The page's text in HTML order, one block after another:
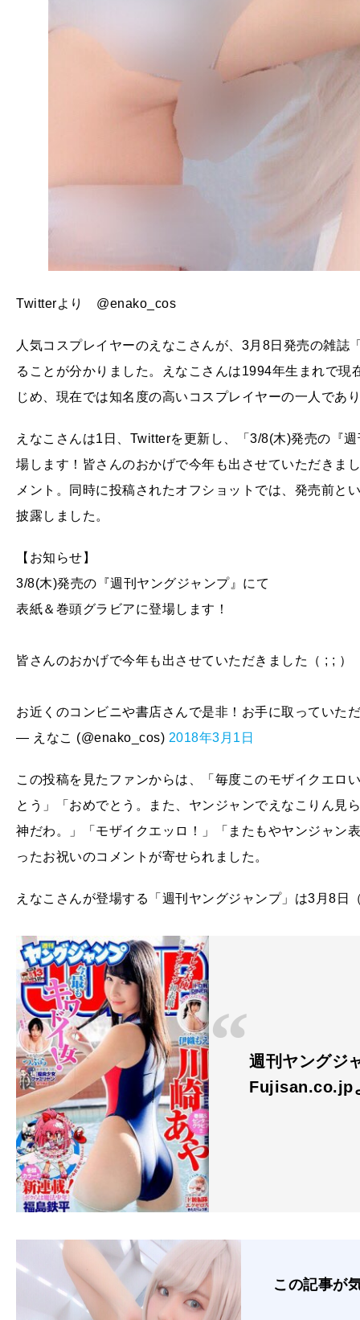
Twitterより @enako_cos
人気コスプレイヤーのえなこさんが、3月8日発売の雑誌
ることが分かりました。えなこさんは1994年生まれで
じめ、現在では知名度の高いコスプレイヤーの一人であ
えなこさんは1日、Twitterを更新し、「3/8(木)発売の『
場します！皆さんのおかげで今年も出させていただきま
メント。同時に投稿されたオフショットでは、発売前と
披露しました。
【お知らせ】
3/8(木)発売の『週刊ヤングジャンプ』にて
表紙＆巻頭グラビアに登場します！
皆さんのおかげで今年も出させていただきました（ ; ; ）
お近くのコンビニや書店さんで是非！お手に取っていた
— えなこ (@enako_cos) 2018年3月1日
この投稿を見たファンからは、「毎度このモザイクエロ
とう」「おめでとう。また、ヤンジャンでえなこりん見
神だわ。」「モザイクエッロ！」「またもやヤンジャン
ったお祝いのコメントが寄せられました。
えなこさんが登場する「週刊ヤングジャンプ」は3月8日
週刊ヤングジ
Fujisan.co.jp
この記事が